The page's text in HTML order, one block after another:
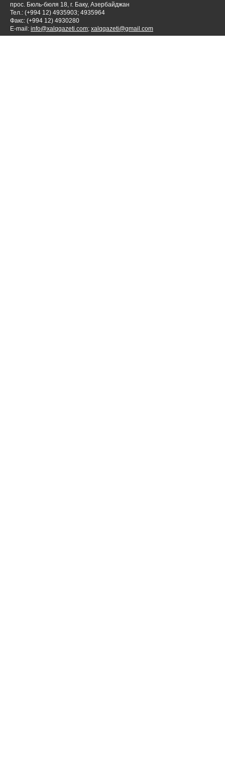
прос. Бюль-бюля 18, г. Баку, Азербайджан
Тел.: (+994 12) 4935903; 4935964
Факс: (+994 12) 4930280
E-mail: info@xalqqazeti.com; xalqqazeti@gmail.com